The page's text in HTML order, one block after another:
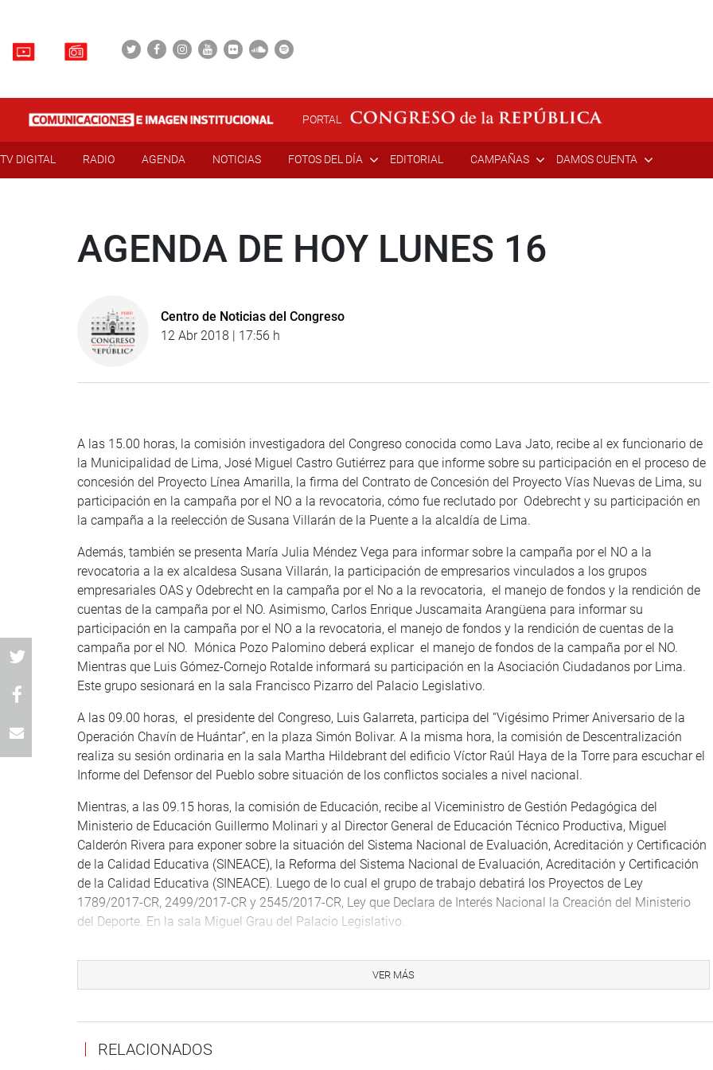
PORTAL
TV DIGITAL RADIO AGENDA NOTICIAS FOTOS DEL DÍA EDITORIAL CAMPAÑAS DAMOS CUENTA
AGENDA DE HOY LUNES 16
Centro de Noticias del Congreso
12 Abr 2018 | 17:56 h
A las 15.00 horas, la comisión investigadora del Congreso conocida como Lava Jato, recibe al ex funcionario de
la Municipalidad de Lima, José Miguel Castro Gutiérrez para que informe sobre su participación en el proceso de
concesión del Proyecto Línea Amarilla, la firma del Contrato de Concesión del Proyecto Vías Nuevas de Lima, su
participación en la campaña por el NO a la revocatoria, cómo fue reclutado por Odebrecht y su participación en
la campaña a la reelección de Susana Villarán de la Puente a la alcaldía de Lima.
Además, también se presenta María Julia Méndez Vega para informar sobre la campaña por el NO a la
revocatoria a la ex alcaldesa Susana Villarán, la participación de empresarios vinculados a los grupos
empresariales OAS y Odebrecht en la campaña por el No a la revocatoria, el manejo de fondos y la rendición de
cuentas de la campaña por el NO. Asimismo, Carlos Enrique Juscamaita Arangüena para informar su
participación en la campaña por el NO a la revocatoria, el manejo de fondos y la rendición de cuentas de la
campaña por el NO. Mónica Pozo Palomino deberá explicar el manejo de fondos de la campaña por el NO.
Mientras que Luis Gómez-Cornejo Rotalde informará su participación en la Asociación Ciudadanos por Lima.
Este grupo sesionará en la sala Francisco Pizarro del Palacio Legislativo.
A las 09.00 horas, el presidente del Congreso, Luis Galarreta, participa del “Vigésimo Primer Aniversario de la
Operación Chavín de Huántar”, en la plaza Simón Bolivar. A la misma hora, la comisión de Descentralización
realiza su sesión ordinaria en la sala Martha Hildebrant del edificio Víctor Raúl Haya de la Torre para escuchar el
Informe del Defensor del Pueblo sobre situación de los conflictos sociales a nivel nacional.
Mientras, a las 09.15 horas, la comisión de Educación, recibe al Viceministro de Gestión Pedagógica del
Ministerio de Educación Guillermo Molinari y al Director General de Educación Técnico Productiva, Miguel
Calderón Rivera para exponer sobre la situación del Sistema Nacional de Evaluación, Acreditación y Certificación
de la Calidad Educativa (SINEACE), la Reforma del Sistema Nacional de Evaluación, Acreditación y Certificación
de la Calidad Educativa (SINEACE). Luego de lo cual el grupo de trabajo debatirá los Proyectos de Ley
1789/2017-CR, 2499/2017-CR y 2545/2017-CR, Ley que Declara de Interés Nacional la Creación del Ministerio
del Deporte. En la sala Miguel Grau del Palacio Legislativo.
Apicultores”, que se hará en la sala Luis Bedoya Reyes del edificio Raúl Haya de la Torre también a las 09.45
horas.
A media mañana, 11.00 horas, la Comisión de Relaciones Exteriores debate el Proyecto de Resolución Legislativa
N° 314/2016-PE que aprueba el Convenio sobre el traslado de personas condenadas entre los gobiernos de Perú
y Francia. Asimismo, el Proyecto N° 1336/2016-PE que aprueba la Constitución del Centro para los Servicios de
VER MÁS
RELACIONADOS